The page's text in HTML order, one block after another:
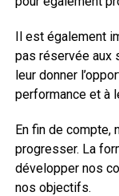
Il est également
pas réservée aux
leur donner
performance et à
En fin de compte,
progresser. La
développer nos
nos objectifs.